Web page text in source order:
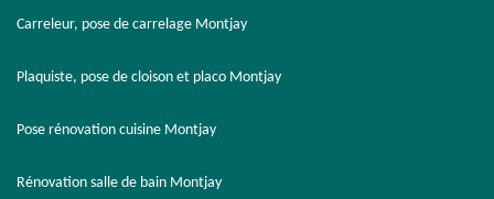
Carreleur, pose de carrelage Montjay
Plaquiste, pose de cloison et placo Montjay
Pose rénovation cuisine Montjay
Rénovation salle de bain Montjay